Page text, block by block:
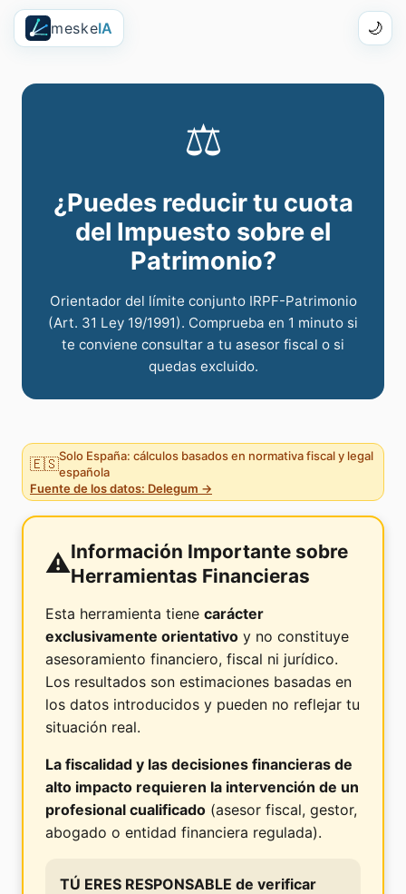
meskeIA 🌙
⚖️
¿Puedes reducir tu cuota
del Impuesto sobre el
Patrimonio?
Orientador del límite conjunto IRPF-Patrimonio
(Art. 31 Ley 19/1991). Comprueba en 1 minuto si
te conviene consultar a tu asesor fiscal o si
quedas excluido.
🇪🇸Solo España: cálculos basados en normativa fiscal y legal
española
Fuente de los datos: Delegum →
⚠️Información Importante sobre
Herramientas Financieras
Esta herramienta tiene carácter
exclusivamente orientativo y no constituye
asesoramiento financiero, fiscal ni jurídico.
Los resultados son estimaciones basadas en
los datos introducidos y pueden no reflejar tu
situación real.
La fiscalidad y las decisiones financieras de
alto impacto requieren la intervención de un
profesional cualificado (asesor fiscal, gestor,
abogado o entidad financiera regulada).
TÚ ERES RESPONSABLE de verificar